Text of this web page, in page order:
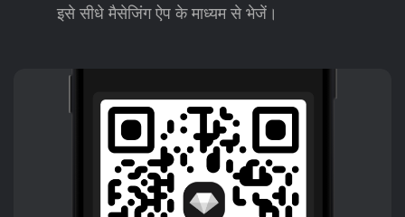
इसे सीधे मैसेजिंग ऐप के माध्यम से भेजें।